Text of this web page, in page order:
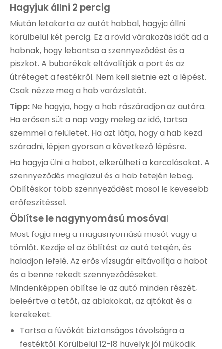
Hagyjuk állni 2 percig
Miután letakarta az autót habbal, hagyja állni
körülbelül két percig. Ez a rövid várakozás időt ad a
habnak, hogy lebontsa a szennyeződést és a
piszkot. A buborékok eltávolítják a port és az
útréteget a festékről. Nem kell sietnie ezt a lépést.
Csak nézze meg a hab varázslatát.
Tipp: Ne hagyja, hogy a hab rászáradjon az autóra.
Ha erősen süt a nap vagy meleg az idő, tartsa
szemmel a felületet. Ha azt látja, hogy a hab kezd
száradni, lépjen gyorsan a következő lépésre.
Ha hagyja ülni a habot, elkerülheti a karcolásokat. A
szennyeződés meglazul és a hab tetején lebeg.
Öblítéskor több szennyeződést mosol le kevesebb
erőfeszítéssel.
Öblítse le nagynyomású mosóval
Most fogja meg a magasnyomású mosót vagy a
tömlőt. Kezdje el az öblítést az autó tetején, és
haladjon lefelé. Az erős vízsugár eltávolítja a habot
és a benne rekedt szennyeződéseket.
Mindenképpen öblítse le az autó minden részét,
beleértve a tetőt, az ablakokat, az ajtókat és a
kerekeket.
Tartsa a fúvókát biztonságos távolságra a
festéktől. Körülbelül 12-18 hüvelyk jól működik.